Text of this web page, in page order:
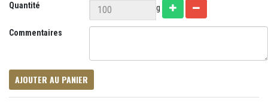
Quantité
g
Commentaires
AJOUTER AU PANIER